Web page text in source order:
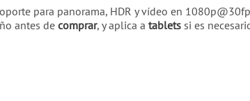
para panorama, HDR y vídeo en
antes decomprar, y aplica a tablets si es